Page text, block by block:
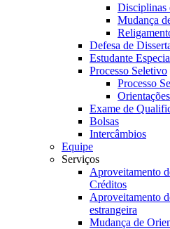
Disciplinas
Mudança
Defesa de
Estudante
Processo Seletivo
Processo
Exame de
Bolsas
Intercâmbios
Equipe
Serviços
Aproveitamento
Créditos
Aproveitamento
estrangeira
Mudança de